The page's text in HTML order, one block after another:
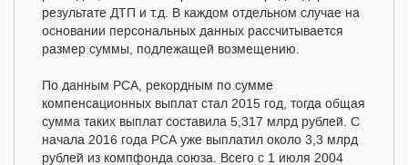
результате ДТП и т.д. В каждом отдельном случае на
основании персональных данных рассчитывается
размер суммы, подлежащей возмещению.
По данным РСА, рекордным по сумме
компенсационных выплат стал 2015 год, тогда общая
сумма таких выплат составила 5,317 млрд рублей. С
начала 2016 года РСА уже выплатил около 3,3 млрд
рублей из компфонда союза. Всего с 1 июля 2004